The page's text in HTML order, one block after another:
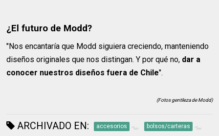
¿El futuro de Modd?
"Nos encantaría que Modd siguiera creciendo, manteniendo
diseños originales que nos distingan. Y por qué no, dar a
conocer nuestros diseños fuera de Chile".
(Fotos gentileza de Modd)
ARCHIVADO EN: accesorios bolsos/carteras